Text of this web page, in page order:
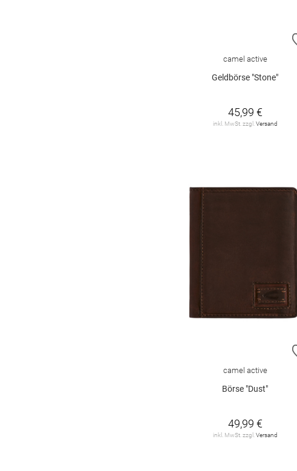
camel active
Geldbörse "Stone"
45,99 €
inkl. MwSt. zzgl. Versand
camel active
Börse "Dust"
49,99 €
inkl. MwSt. zzgl. Versand